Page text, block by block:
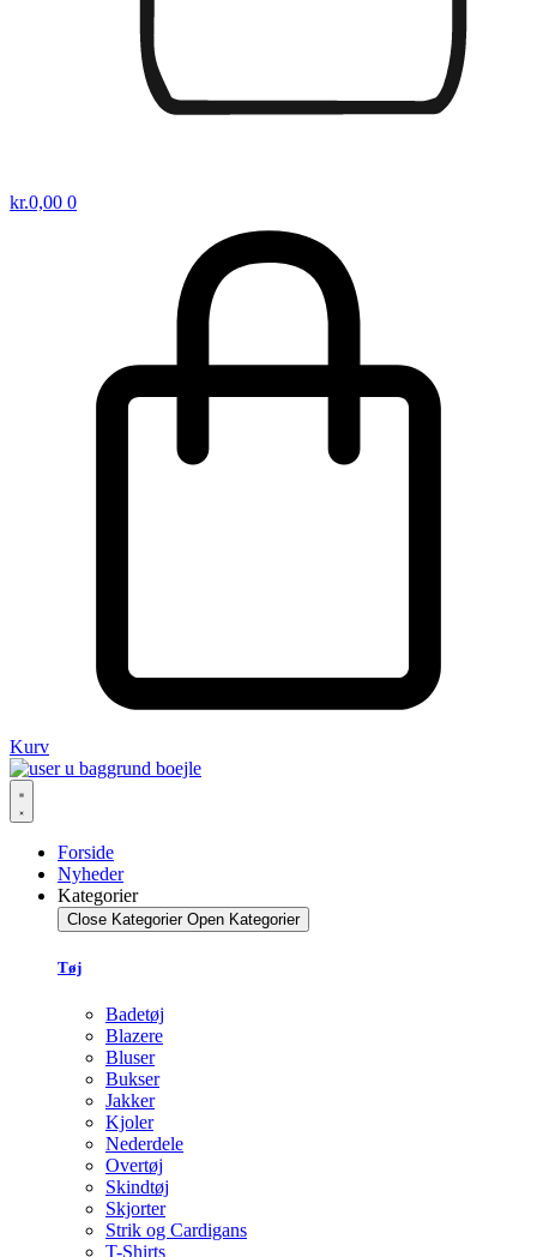
kr.0,00 0
Kurv
Forside
Nyheder
Kategorier
Close Kategorier Open Kategorier
Tøj
Badetøj
Blazere
Bluser
Bukser
Jakker
Kjoler
Nederdele
Overtøj
Skindtøj
Skjorter
Strik og Cardigans
T-Shirts